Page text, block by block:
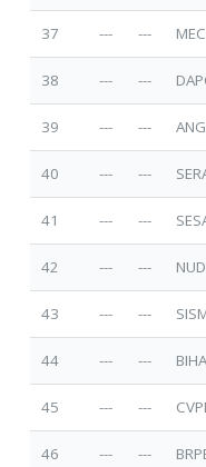
37 --- ---
38 --- ---
39 --- ---
40 --- ---
41 --- ---
42 --- ---
43 --- ---
44 --- ---
45 --- ---
46 --- ---